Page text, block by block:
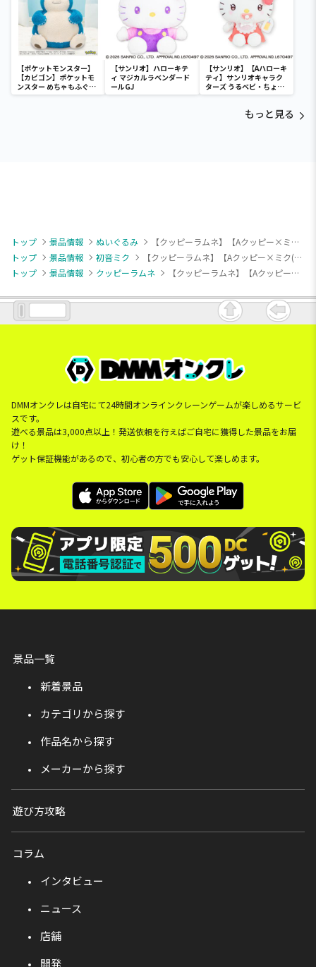
【ポケットモンスター】
【カビゴン】ポケットモ
ンスター めちゃもふぐっ
と ほっこりいやされぬい
【サンリオ】ハローキテ
ィ マジカルラベンダード
ールGJ
【サンリオ】【Aハローキ
ティ】サンリオキャラク
ターズ うるベビ・ちょい
デカドール
もっと見る
トップ 景品情報 ぬいぐるみ
【クッピーラムネ】【Aクッピー×ミク(ベレー帽)】ミクッピーラムネ 着ぐるみぬいぐるみBIG
トップ
景品情報 初音ミク
【クッピーラムネ】【Aクッピー×ミク(ベレー帽)】ミクッピーラムネ 着ぐるみぬいぐるみBIG
トップ
景品情報 クッピーラムネ 【クッピーラムネ】【Aクッピー×ミク(ベレー帽)】ミクッピーラムネ 着ぐるみぬいぐるみBIG
DMMオンクレは自宅にて24時間オンラインクレーンゲームが楽しめるサービ
スです。
遊べる景品は3,000点以上！発送依頼を行えばご自宅に獲得した景品をお届
け！
ゲット保証機能があるので、初心者の方でも安心して楽しめます。
景品一覧
新着景品
カテゴリから探す
作品名から探す
メーカーから探す
遊び方攻略
コラム
インタビュー
ニュース
店舗
開発